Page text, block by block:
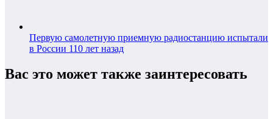
Первую самолетную приемную радиостанцию испытали
в России 110 лет назад
Вас это может также заинтересовать